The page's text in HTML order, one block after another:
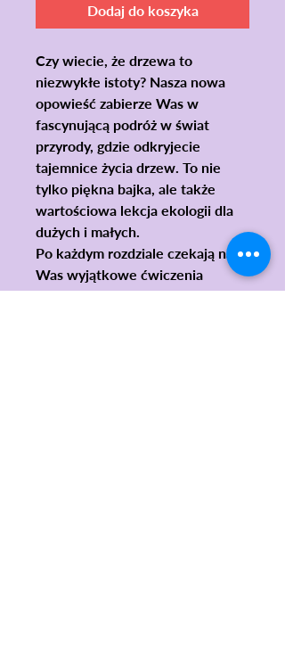
Dodaj do koszyka
Czy wiecie, że drzewa to
niezwykłe istoty? Nasza nowa
opowieść zabierze Was w
fascynującą podróż w świat
przyrody, gdzie odkryjecie
tajemnice życia drzew. To nie
tylko piękna bajka, ale także
wartościowa lekcja ekologii dla
dużych i małych.
Po każdym rozdziale czekają na
Was wyjątkowe ćwiczenia
uważności inspirowane historią.